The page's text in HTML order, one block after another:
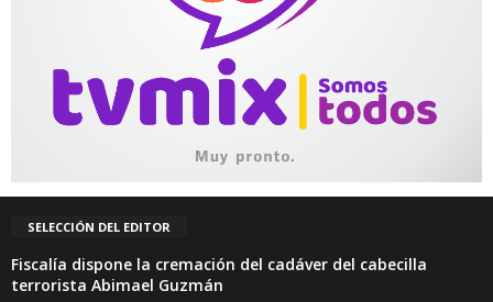
SELECCIÓN DEL EDITOR
Fiscalía dispone la cremación del cadáver del cabecilla
terrorista Abimael Guzmán